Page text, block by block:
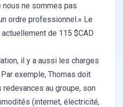
nous ne sommes pas
ordre professionnel.» Le
de 115 $CAD
il y a aussi les charges
exemple, Thomas doit
au groupe, son
(internet, électricité,